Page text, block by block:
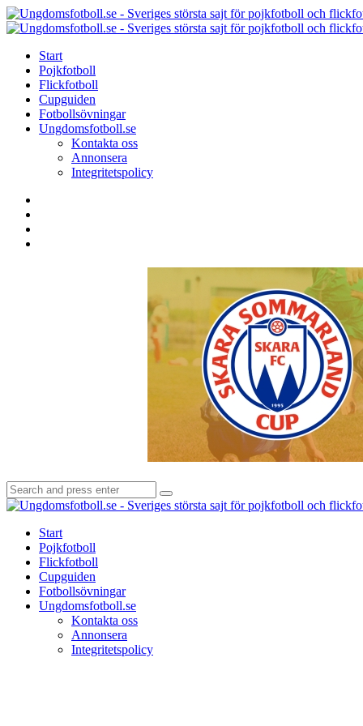
Menu
Search
Menu
Start
Pojkfotboll
Flickfotboll
Cupguiden
Fotbollsövningar
Ungdomsfotboll.se
Kontakta oss
Annonsera
Integritetspolicy
Search
for:
Search
Start
Pojkfotboll
Flickfotboll
Cupguiden
Fotbollsövningar
Ungdomsfotboll.se
Kontakta oss
Annonsera
Integritetspolicy